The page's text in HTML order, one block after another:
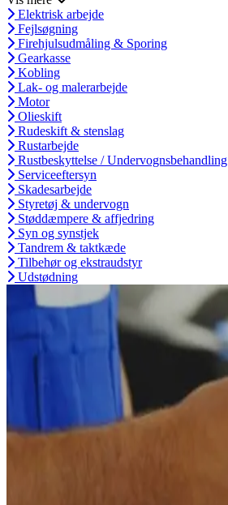
Elektrisk arbejde
Fejlsøgning
Firehjulsudmåling & Sporing
Gearkasse
Kobling
Lak- og malerarbejde
Motor
Olieskift
Rudeskift & stenslag
Rustarbejde
Rustbeskyttelse / Undervognsbehandling
Serviceeftersyn
Skadesarbejde
Styretøj & undervogn
Støddæmpere & affjedring
Syn og synstjek
Tandrem & taktkæde
Tilbehør og ekstraudstyr
Udstødning